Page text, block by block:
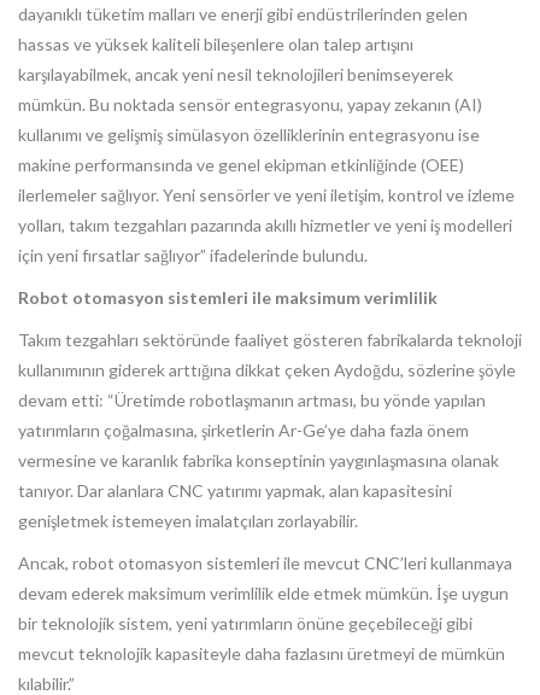
dayanıklı tüketim malları ve enerji gibi endüstrilerinden gelen
hassas ve yüksek kaliteli bileşenlere olan talep artışını
karşılayabilmek, ancak yeni nesil teknolojileri benimseyerek
mümkün. Bu noktada sensör entegrasyonu, yapay zekanın (AI)
kullanımı ve gelişmiş simülasyon özelliklerinin entegrasyonu ise
makine performansında ve genel ekipman etkinliğinde (OEE)
ilerlemeler sağlıyor. Yeni sensörler ve yeni iletişim, kontrol ve izleme
yolları, takım tezgahları pazarında akıllı hizmetler ve yeni iş modelleri
için yeni fırsatlar sağlıyor” ifadelerinde bulundu.
Robot otomasyon sistemleri ile maksimum verimlilik
Takım tezgahları sektöründe faaliyet gösteren fabrikalarda teknoloji
kullanımının giderek arttığına dikkat çeken Aydoğdu, sözlerine şöyle
devam etti: “Üretimde robotlaşmanın artması, bu yönde yapılan
yatırımların çoğalmasına, şirketlerin Ar-Ge’ye daha fazla önem
vermesine ve karanlık fabrika konseptinin yaygınlaşmasına olanak
tanıyor. Dar alanlara CNC yatırımı yapmak, alan kapasitesini
genişletmek istemeyen imalatçıları zorlayabilir.
Ancak, robot otomasyon sistemleri ile mevcut CNC’leri kullanmaya
devam ederek maksimum verimlilik elde etmek mümkün. İşe uygun
bir teknolojik sistem, yeni yatırımların önüne geçebileceği gibi
mevcut teknolojik kapasiteyle daha fazlasını üretmeyi de mümkün
kılabilir.”